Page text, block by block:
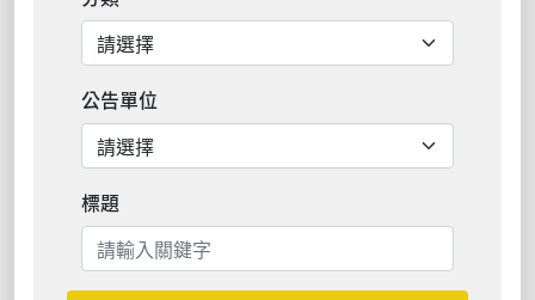
公告單位
標題
搜尋